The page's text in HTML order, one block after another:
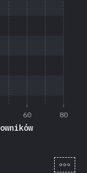
60 80
( 20561
[pl-